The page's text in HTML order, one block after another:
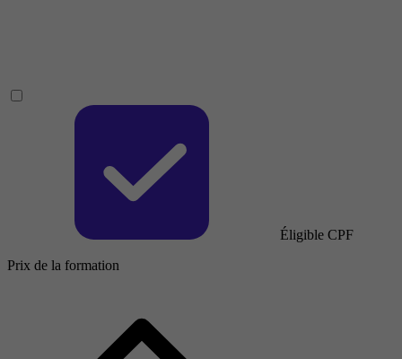
Éligible CPF
Prix de la formation